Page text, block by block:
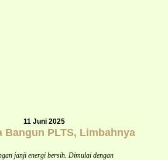
11 Juni 2025
Bangun PLTS, Limbahnya
janji energi bersih. Dimulai dengan